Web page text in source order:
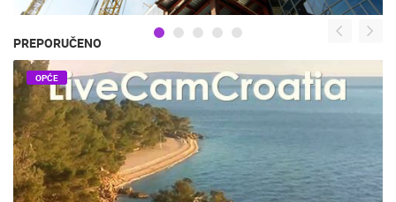
PREPORUČENO
OPĆE